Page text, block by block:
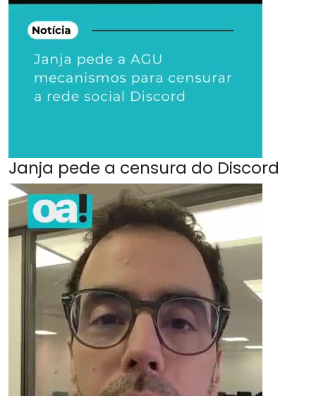
Janja pede a censura do Discord